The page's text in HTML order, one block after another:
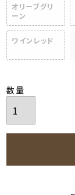
オリーブグリ
ーン
ワインレッド